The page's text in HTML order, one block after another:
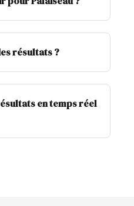
résultats ?
en temps réel